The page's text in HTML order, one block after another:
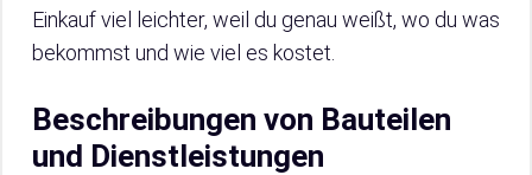
Einkauf viel leichter, weil du genau weißt, wo du was
bekommst und wie viel es kostet.
Beschreibungen von Bauteilen
und Dienstleistungen